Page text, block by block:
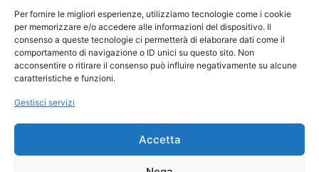
Per fornire le migliori esperienze, utilizziamo tecnologie come i cookie
per memorizzare e/o accedere alle informazioni del dispositivo. Il
consenso a queste tecnologie ci permetterà di elaborare dati come il
comportamento di navigazione o ID unici su questo sito. Non
acconsentire o ritirare il consenso può influire negativamente su alcune
caratteristiche e funzioni.
Gestisci servizi
Accetta
ORARI
Mar–Sab
08.30–12.00 · 15.00–19.00
+39 380 240 8642 (WhatsApp)
Muffin group